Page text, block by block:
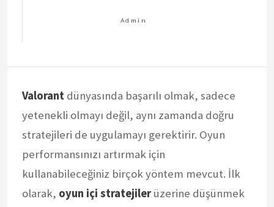
Valorant dünyasında başarılı olmak, sadece
yetenekli olmayı değil, aynı zamanda doğru
stratejileri de uygulamayı gerektirir. Oyun
performansınızı artırmak için
kullanabileceğiniz birçok yöntem mevcut. İlk
olarak, oyun içi stratejilerüzerine düşünmek